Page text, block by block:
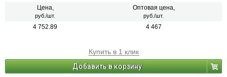
Цена,
руб./шт.
Оптовая цена,
руб./шт.
4 752.89 4 467
Купить в 1 клик
Добавить в корзину